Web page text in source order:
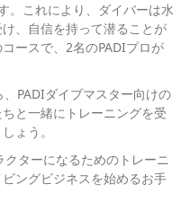
。これにより、ダイバーは水
、自信を持って潜ることが
ースで、2名のPADIプロが
PADIダイブマスター向けの
と一緒にトレーニングを受
ょう。
ターになるためのトレーニ
ングビジネスを始めるお手